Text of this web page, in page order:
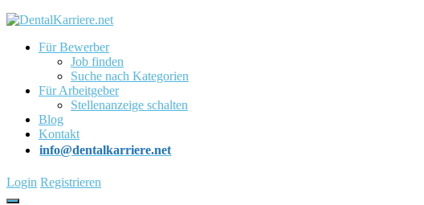
Für Bewerber
Job finden
Suche nach Kategorien
Für Arbeitgeber
Stellenanzeige schalten
Blog
Kontakt
info@dentalkarriere.net
Login Registrieren